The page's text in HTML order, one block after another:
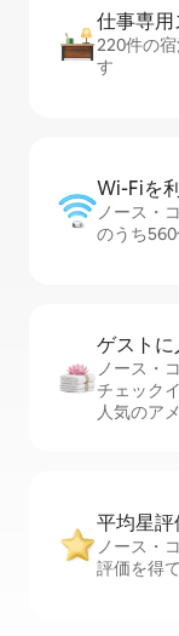
仕事専
220件の
す
Wi-Fiを
ノース・
のうち
ゲスト
ノース・
チ⁠ェ⁠ッ⁠ク⁠
人気のア
平均星
ノース・
評価を得